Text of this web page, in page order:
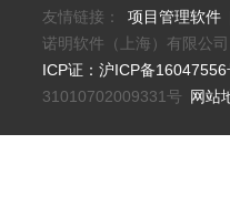
友情链接： 项目管理软件
诺明软件（上海）有限公
ICP证：沪ICP备16047556
31010702009331号 网站